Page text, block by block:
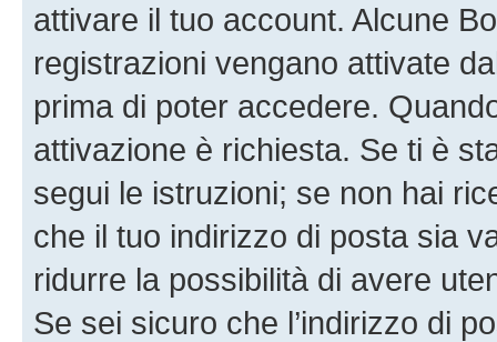
attivare il tuo account. Alcune
registrazioni vengano attivate
prima di poter accedere.
attivazione è richiesta. Se ti è
segui le istruzioni; se non hai
che il tuo indirizzo di posta sia
ridurre la possibilità di avere
Se sei sicuro che l’indirizzo di